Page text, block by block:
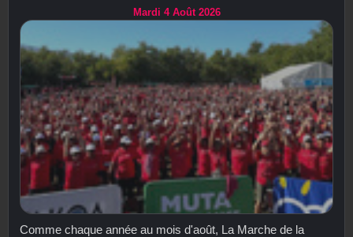
Mardi 4 Août 2026
Comme chaque année au mois d'août, La Marche de la